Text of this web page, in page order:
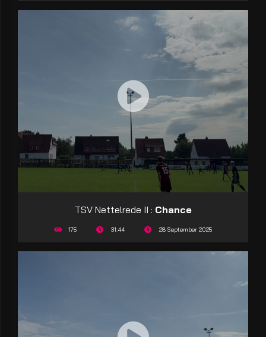
TSV Nettelrede II : Chance
175 31:44 28 September 2025